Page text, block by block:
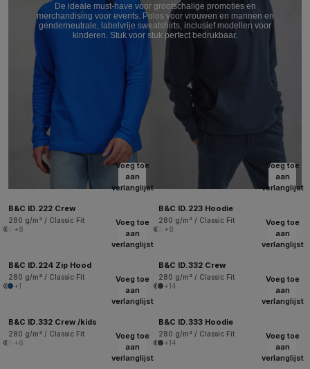
De ideale must-have voor grootschalige promoties en
merchandising voor events. Polos voor vrouwen en mannen en
genderneutrale, labelvrije sweatshirts, inclusief modellen voor
kinderen. Stuk voor stuk perfect bedrukbaar.
Voeg toe
aan
verlanglijst
B&C ID.222 Crew
280 g/m² / Classic Fit
+8
Voeg toe
aan
verlanglijst
B&C ID.223 Hoodie
280 g/m² / Classic Fit
+8
Voeg toe
aan
verlanglijst
B&C ID.224 Zip Hood
280 g/m² / Classic Fit
+1
Voeg toe
aan
verlanglijst
B&C ID.332 Crew
280 g/m² / Classic Fit
+14
Voeg toe
aan
verlanglijst
B&C ID.332 Crew /kids
280 g/m² / Classic Fit
+6
Voeg toe
aan
verlanglijst
B&C ID.333 Hoodie
280 g/m² / Classic Fit
+14
Voeg toe
aan
verlanglijst
Voeg toe
aan
verlanglijst